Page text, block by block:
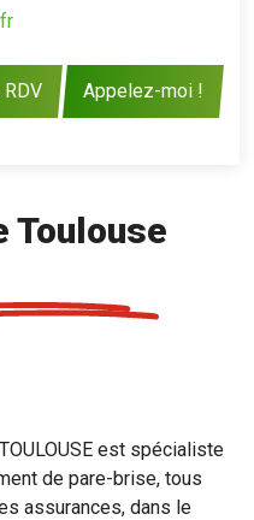
Appelez-moi !
Toulouse
est spécialiste
de pare-brise, tous
assurances, dans le